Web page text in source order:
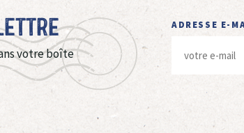
votre boîte
ADRESSE E-